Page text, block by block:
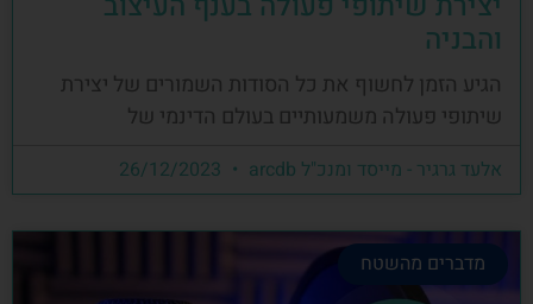
והבניה
הגיע הזמן לחשוף את כל הסודות השמורים של יצירת
שיתופי פעולה משמעותיים בעולם הדינמי של
אלעד גרגיר - מייסד ומנכ"ל arcdb
מדברים מהשטח